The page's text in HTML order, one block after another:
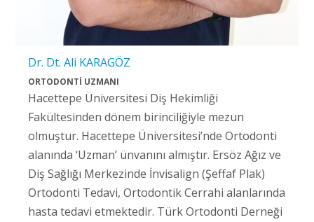
Dr. Dt. Ali KARAGÖZ
ORTODONTİ UZMANI
Hacettepe Üniversitesi Diş Hekimliği
Fakültesinden dönem birinciliğiyle mezun
olmuştur. Hacettepe Üniversitesi’nde Ortodonti
alanında ‘Uzman’ ünvanını almıştır. Ersöz Ağız ve
Diş Sağlığı Merkezinde İnvisalign (Şeffaf Plak)
Ortodonti Tedavi, Ortodontik Cerrahi alanlarında
hasta tedavi etmektedir. Türk Ortodonti Derneği